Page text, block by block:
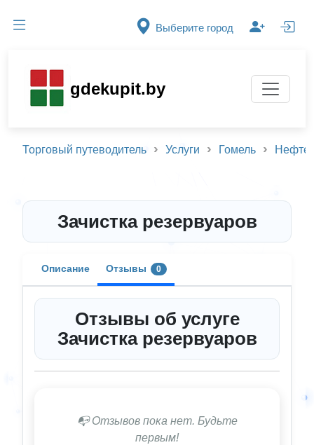
Выберите город
gdekupit.by
Торговый путеводитель Услуги Гомель
Зачистка резервуаров
Описание Отзывы 0
Отзывы об услуге
Зачистка резервуаров
📭 Отзывов пока нет. Будьте
первым!